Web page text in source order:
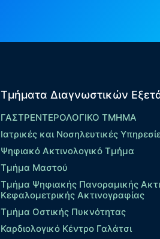
Τμήματα Διαγνωστικών
ΓΑΣΤΡΕΝΤΕΡΟΛΟΓΙΚΟ ΤΜΗΜΑ
Ιατρικές και Νοσηλευτικές
Ψηφιακό Ακτινολογικό Τμήμα
Τμήμα Μαστού
Τμήμα Ψηφιακής Πανοραμικής
Κεφαλομετρικής Ακτινογραφίας
Τμήμα Οστικής Πυκνότητας
Καρδιολογικό Κέντρο Γαλάτσι